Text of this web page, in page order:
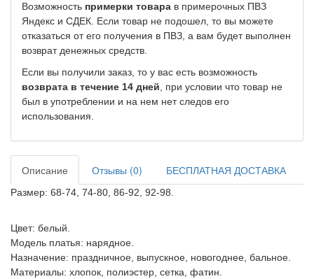
Возможность примерки товара в примерочных ПВЗ
Яндекс и СДЕК. Если товар не подошел, то вы можете
отказаться от его получения в ПВЗ, а вам будет выполнен
возврат денежных средств.
Если вы получили заказ, то у вас есть возможность
возврата в течение 14 дней , при условии что товар не
был в употреблении и на нем нет следов его
использования.
Описание Отзывы (0) БЕСПЛАТНАЯ ДОСТАВКА
Размер: 68-74, 74-80, 86-92, 92-98.
Цвет: белый.
Модель платья: нарядное.
Назначение: праздничное, выпускное, новогоднее, бальное.
Материалы: хлопок, полиэстер, сетка, фатин.